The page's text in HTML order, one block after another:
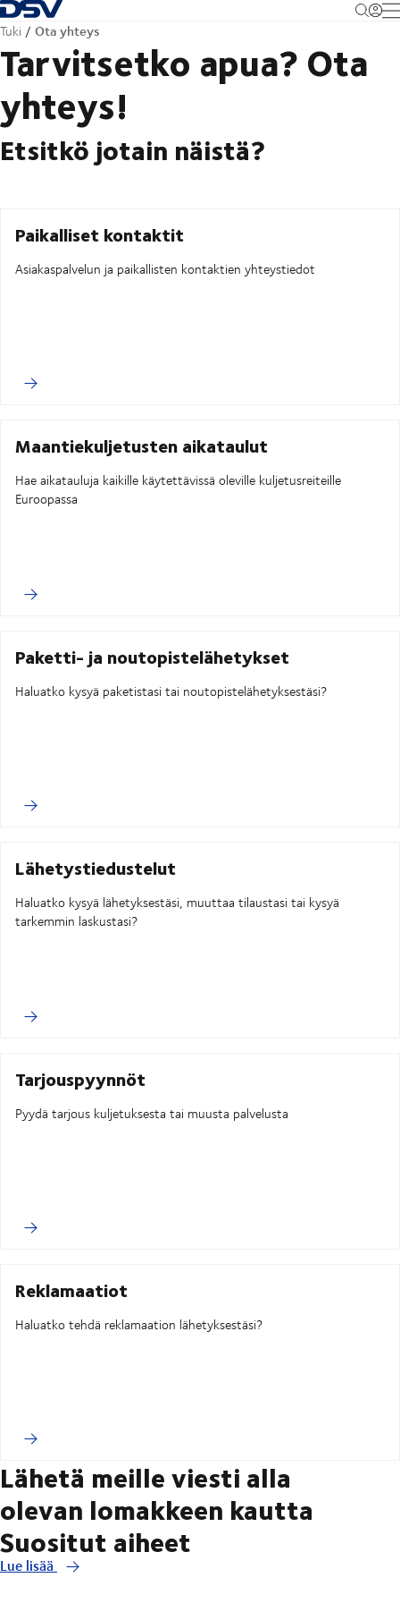
Takaisin kotisivulle
Tuki Ota yhteys
Tarvitsetko apua? Ota
yhteys!
Etsitkö jotain näistä?
Paikalliset kontaktit
Asiakaspalvelun ja paikallisten kontaktien yhteystiedot
Maantiekuljetusten aikataulut
Hae aikatauluja kaikille käytettävissä oleville kuljetusreiteille
Euroopassa
Paketti- ja noutopistelähetykset
Haluatko kysyä paketistasi tai noutopistelähetyksestäsi?
Lähetystiedustelut
Haluatko kysyä lähetyksestäsi, muuttaa tilaustasi tai kysyä
tarkemmin laskustasi?
Tarjouspyynnöt
Pyydä tarjous kuljetuksesta tai muusta palvelusta
Reklamaatiot
Haluatko tehdä reklamaation lähetyksestäsi?
Lähetä meille viesti alla
olevan lomakkeen kautta
Suositut aiheet
Lue lisää